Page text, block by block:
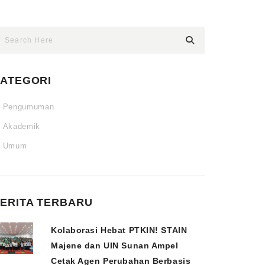
Pengumuman
Akademik
Umum
TERBARU
Kolaborasi Hebat PTKIN! STAIN
Majene dan UIN Sunan Ampel
Cetak Agen Perubahan Berbasis